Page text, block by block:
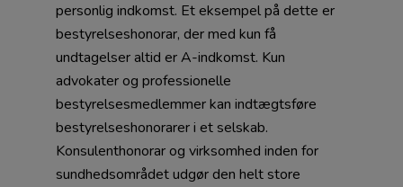
personlig indkomst. Et eksempel på dette er
bestyrelseshonorar, der med kun få
undtagelser altid er A-indkomst. Kun
advokater og professionelle
bestyrelsesmedlemmer kan indtægtsføre
bestyrelseshonorarer i et selskab.
Konsulenthonorar og virksomhed inden for
sundhedsområdet udgør den helt store